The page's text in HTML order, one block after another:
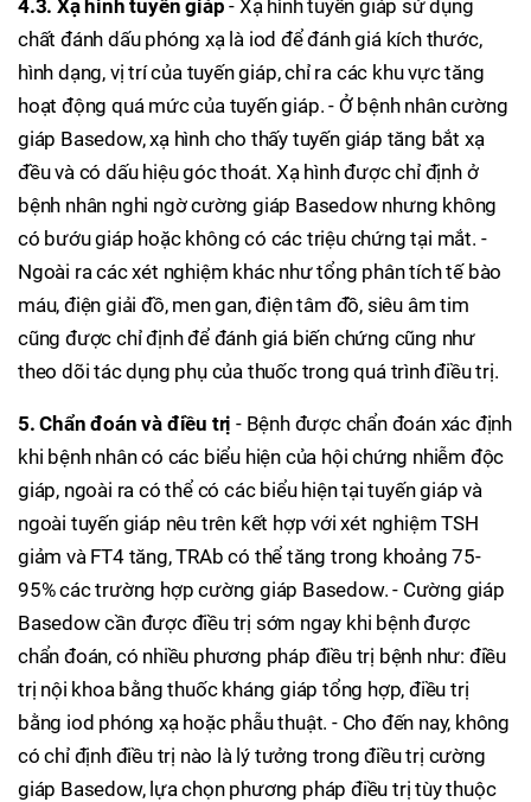
4.3. Xạ hình tuyến giáp - Xạ hình tuyến giáp sử dụng
chất đánh dấu phóng xạ là iod để đánh giá kích thước,
hình dạng, vị trí của tuyến giáp, chỉ ra các khu vực tăng
hoạt động quá mức của tuyến giáp. - Ở bệnh nhân cường
giáp Basedow, xạ hình cho thấy tuyến giáp tăng bắt xạ
đều và có dấu hiệu góc thoát. Xạ hình được chỉ định ở
bệnh nhân nghi ngờ cường giáp Basedow nhưng không
có bướu giáp hoặc không có các triệu chứng tại mắt. -
Ngoài ra các xét nghiệm khác như tổng phân tích tế bào
máu, điện giải đồ, men gan, điện tâm đồ, siêu âm tim
cũng được chỉ định để đánh giá biến chứng cũng như
theo dõi tác dụng phụ của thuốc trong quá trình điều trị.
5. Chẩn đoán và điều trị - Bệnh được chẩn đoán xác định
khi bệnh nhân có các biểu hiện của hội chứng nhiễm độc
giáp, ngoài ra có thể có các biểu hiện tại tuyến giáp và
ngoài tuyến giáp nêu trên kết hợp với xét nghiệm TSH
giảm và FT4 tăng, TRAb có thể tăng trong khoảng 75-
95% các trường hợp cường giáp Basedow. - Cường giáp
Basedow cần được điều trị sớm ngay khi bệnh được
chẩn đoán, có nhiều phương pháp điều trị bệnh như: điều
trị nội khoa bằng thuốc kháng giáp tổng hợp, điều trị
bằng iod phóng xạ hoặc phẫu thuật. - Cho đến nay, không
có chỉ định điều trị nào là lý tưởng trong điều trị cường
giáp Basedow, lựa chọn phương pháp điều trị tùy thuộc